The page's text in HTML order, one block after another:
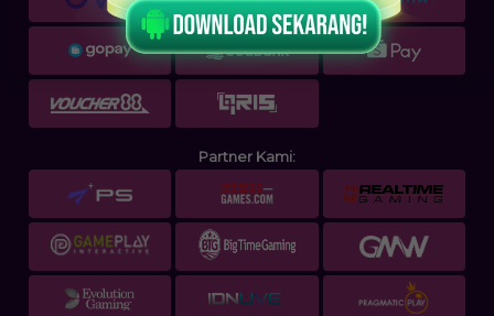
Partner Kami: